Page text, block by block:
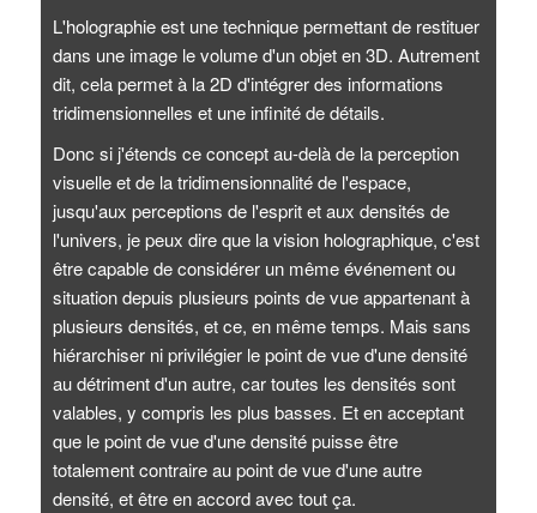
L'holographie est une technique permettant de restituer
dans une image le volume d'un objet en 3D. Autrement
dit, cela permet à la 2D d'intégrer des informations
tridimensionnelles et une infinité de détails.
Donc si j'étends ce concept au-delà de la perception
visuelle et de la tridimensionnalité de l'espace,
jusqu'aux perceptions de l'esprit et aux densités de
l'univers, je peux dire que la vision holographique, c'est
être capable de considérer un même événement ou
situation depuis plusieurs points de vue appartenant à
plusieurs densités, et ce, en même temps. Mais sans
hiérarchiser ni privilégier le point de vue d'une densité
au détriment d'un autre, car toutes les densités sont
valables, y compris les plus basses. Et en acceptant
que le point de vue d'une densité puisse être
totalement contraire au point de vue d'une autre
densité, et être en accord avec tout ça.